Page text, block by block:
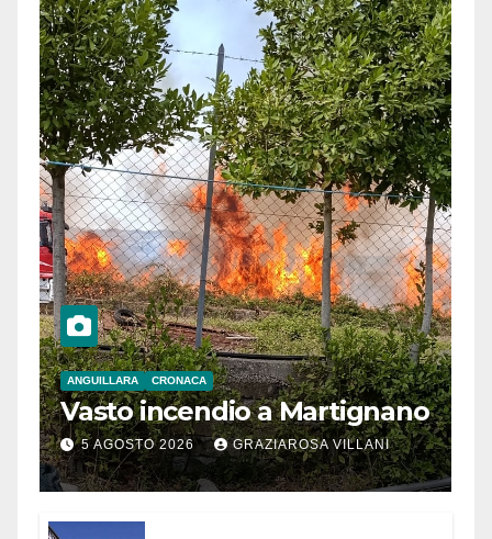
ANGUILLARA CRONACA
Vasto incendio a Martignano
5 AGOSTO 2026 GRAZIAROSA VILLANI